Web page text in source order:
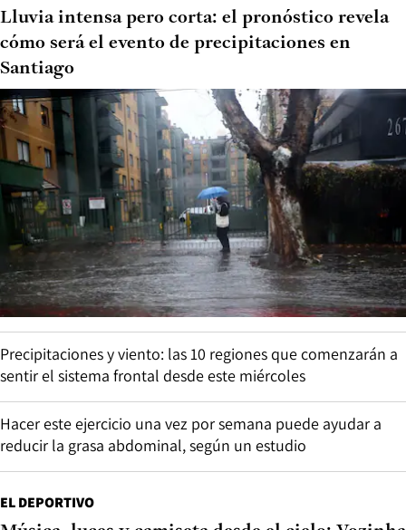
Lluvia intensa pero corta: el pronóstico revela
cómo será el evento de precipitaciones en
Santiago
Precipitaciones y viento: las 10 regiones que comenzarán a
sentir el sistema frontal desde este miércoles
Hacer este ejercicio una vez por semana puede ayudar a
reducir la grasa abdominal, según un estudio
EL DEPORTIVO